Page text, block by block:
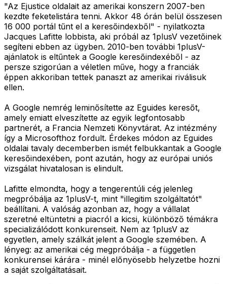
"Az Ejustice oldalait az amerikai konszern 2007-ben
kezdte feketelistára tenni. Akkor 48 órán belül összesen
16 000 portál tűnt el a keresőindexből" - nyilatkozta
Jacques Lafitte lobbista, aki próbál az 1plusV vezetőinek
segíteni ebben az ügyben. 2010-ben további 1plusV-
ajánlatok is eltűntek a Google keresőindexéből - az
persze szigorúan a véletlen műve, hogy a franciák
éppen akkoriban tettek panaszt az amerikai riválisuk
ellen.
A Google nemrég leminősítette az Eguides keresőt,
amely emiatt elveszítette az egyik legfontosabb
partnerét, a Francia Nemzeti Könyvtárat. Az intézmény
így a Microsofthoz fordult. Érdekes módon az Eguides
oldalai tavaly decemberben ismét felbukkantak a Google
keresőindexében, pont azután, hogy az európai uniós
vizsgálat hivatalosan is elindult.
Lafitte elmondta, hogy a tengerentúli cég jelenleg
megpróbálja az 1plusV-t, mint "illegitim szolgáltatót"
beállítani. A valóság azonban az, hogy a vállalat
szeretné eltüntetni a piacról a kicsi, különböző témákra
specializálódott konkurenseit. Nem az 1plusV az
egyetlen, amely szálkát jelent a Google szemében. A
lényeg: az amerikai cég megpróbálja - a független
konkurensei kárára - minél előnyösebb helyzetbe hozni
a saját szolgáltatásait.